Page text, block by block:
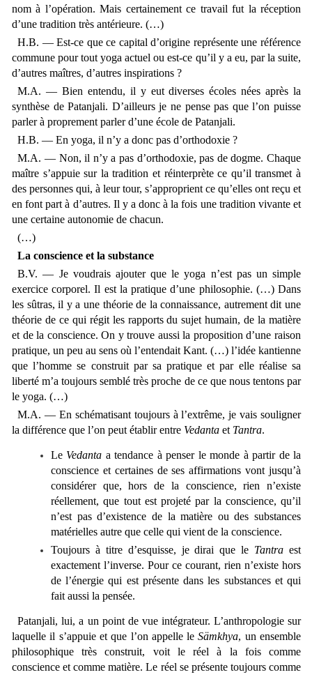
nom à l’opération. Mais certainement ce travail fut la réception
d’une tradition très antérieure. (…)
H.B. — Est-ce que ce capital d’origine représente une référence
commune pour tout yoga actuel ou est-ce qu’il y a eu, par la suite,
d’autres maîtres, d’autres inspirations ?
M.A. — Bien entendu, il y eut diverses écoles nées après la
synthèse de Patanjali. D’ailleurs je ne pense pas que l’on puisse
parler à proprement parler d’une école de Patanjali.
H.B. — En yoga, il n’y a donc pas d’orthodoxie ?
M.A. — Non, il n’y a pas d’orthodoxie, pas de dogme. Chaque
maître s’appuie sur la tradition et réinterprète ce qu’il transmet à
des personnes qui, à leur tour, s’approprient ce qu’elles ont reçu et
en font part à d’autres. Il y a donc à la fois une tradition vivante et
une certaine autonomie de chacun.
(…)
La conscience et la substance
B.V. — Je voudrais ajouter que le yoga n’est pas un simple
exercice corporel. Il est la pratique d’une philosophie. (…) Dans
les sûtras, il y a une théorie de la connaissance, autrement dit une
théorie de ce qui régit les rapports du sujet humain, de la matière
et de la conscience. On y trouve aussi la proposition d’une raison
pratique, un peu au sens où l’entendait Kant. (…) l’idée kantienne
que l’homme se construit par sa pratique et par elle réalise sa
liberté m’a toujours semblé très proche de ce que nous tentons par
le yoga. (…)
M.A. — En schématisant toujours à l’extrême, je vais souligner
la différence que l’on peut établir entre Vedanta et Tantra.
Le Vedanta a tendance à penser le monde à partir de la
conscience et certaines de ses affirmations vont jusqu’à
considérer que, hors de la conscience, rien n’existe
réellement, que tout est projeté par la conscience, qu’il
n’est pas d’existence de la matière ou des substances
matérielles autre que celle qui vient de la conscience.
Toujours à titre d’esquisse, je dirai que le Tantra est
exactement l’inverse. Pour ce courant, rien n’existe hors
de l’énergie qui est présente dans les substances et qui
fait aussi la pensée.
Patanjali, lui, a un point de vue intégrateur. L’anthropologie sur
laquelle il s’appuie et que l’on appelle leSämkhya, un ensemble
philosophique très construit, voit le réel à la fois comme
conscience et comme matière. Le réel se présente toujours comme